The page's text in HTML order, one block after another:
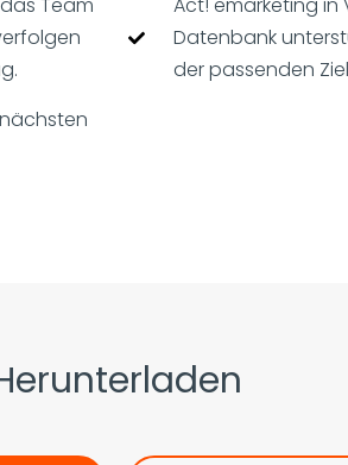
Datenbank
der passenden